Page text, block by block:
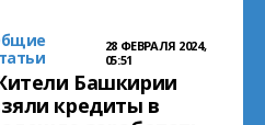
28 ФЕВРАЛЯ 2024,
05:51
Башкирии
кредиты в